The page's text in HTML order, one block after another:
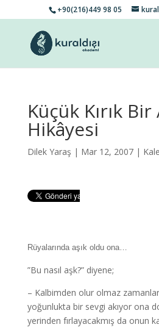
+90(216)449 98 05
Küçük Kırık Bir
Hikâyesi
Dilek Yaraş | Mar 12, 2007 |
Rüyalarında aşık oldu ona…
”Bu nasıl aşk?” diyene;
– Kalbimden olur olmaz
yoğunlukta bir sevgi akıyor ona
yerinden fırlayacakmış da onun